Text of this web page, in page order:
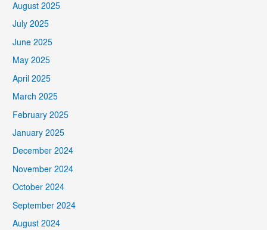
August 2025
July 2025
June 2025
May 2025
April 2025
March 2025
February 2025
January 2025
December 2024
November 2024
October 2024
September 2024
August 2024